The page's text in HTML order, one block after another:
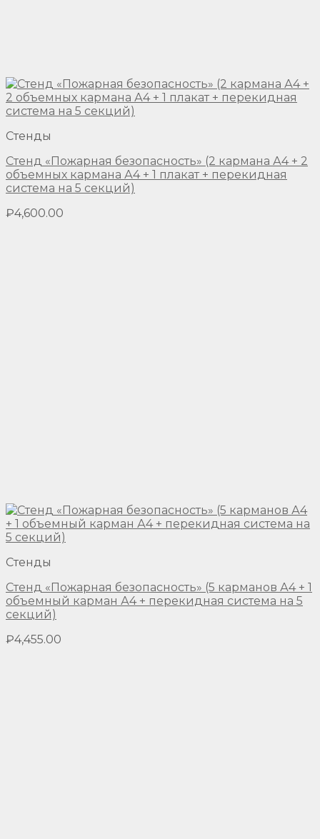
Стенды
Стенд «Пожарная безопасность» (2 кармана А4 + 2
объемных кармана А4 + 1 плакат + перекидная
система на 5 секций)
₽4,600.00
Стенды
Стенд «Пожарная безопасность» (5 карманов А4 + 1
объемный карман А4 + перекидная система на 5
секций)
₽4,455.00